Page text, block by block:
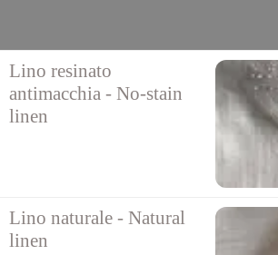
Lino resinato
antimacchia - No-stain
linen
Lino naturale - Natural
linen